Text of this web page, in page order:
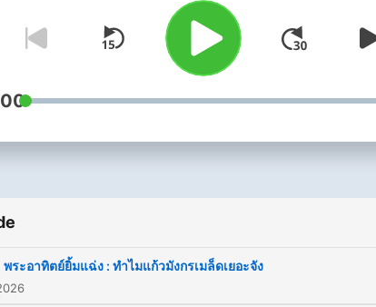
พระอาทิตย์ยิ้มแฉ่ง : ทำไมแก้วมังกรเมล็ดเยอะจัง